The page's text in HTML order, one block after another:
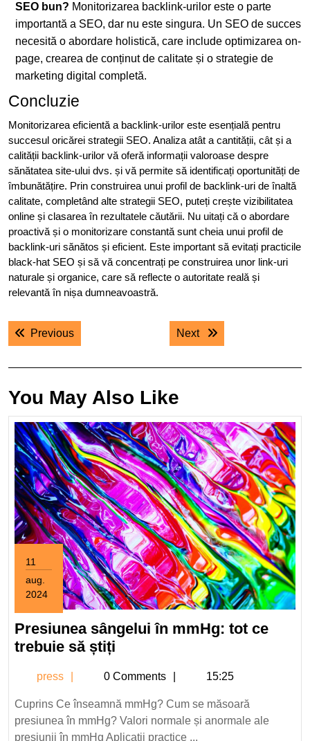
SEO bun? Monitorizarea backlink-urilor este o parte
importantă a SEO, dar nu este singura. Un SEO de succes
necesită o abordare holistică, care include optimizarea on-
page, crearea de conținut de calitate și o strategie de
marketing digital completă.
Concluzie
Monitorizarea eficientă a backlink-urilor este esențială pentru
succesul oricărei strategii SEO. Analiza atât a cantității, cât și a
calității backlink-urilor vă oferă informații valoroase despre
sănătatea site-ului dvs. și vă permite să identificați oportunități de
îmbunătățire. Prin construirea unui profil de backlink-uri de înaltă
calitate, completând alte strategii SEO, puteți crește vizibilitatea
online și clasarea în rezultatele căutării. Nu uitați că o abordare
proactivă și o monitorizare constantă sunt cheia unui profil de
backlink-uri sănătos și eficient. Este important să evitați practicile
black-hat SEO și să vă concentrați pe construirea unor link-uri
naturale și organice, care să reflecte o autoritate reală și
relevantă în nișa dumneavoastră.
Navigare
în
PreviousPrevious post: Next Next post:
You May Also Like
11
aug.
2024
august
2024
Presiunea sângelui în mmHg: tot ce
trebuie să știți
în
mmHg:
tot
ce
press press0 Comments 15:25
Cuprins Ce înseamnă mmHg? Cum se măsoară
presiunea în mmHg? Valori normale și anormale ale
presiunii în mmHg Aplicații practice ...